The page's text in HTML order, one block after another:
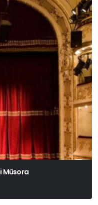
Műsora